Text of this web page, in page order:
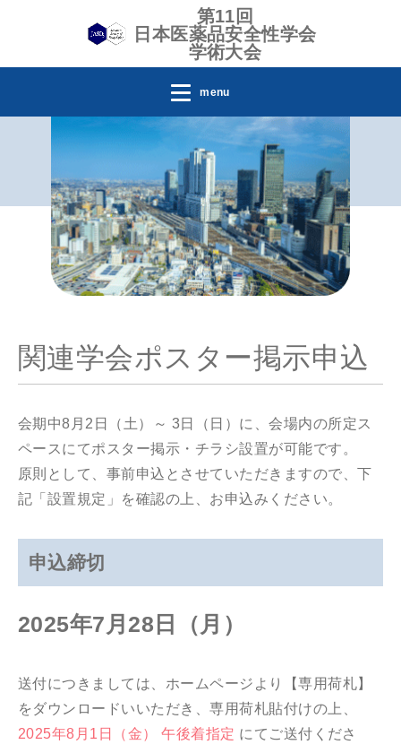
第11回
日本医薬品安全性学会
学術大会
menu
関連学会ポスター掲示申込
会期中8月2日（土）～ 3日（日）に、会場内の所定ス
ペースにてポスター掲示・チラシ設置が可能です。
原則として、事前申込とさせていただきますので、下
記「設置規定」を確認の上、お申込みください。
申込締切
2025年7月28日（月）
送付につきましては、ホームページより【専用荷札】
をダウンロードいいただき、専用荷札貼付けの上、
2025年8月1日（金） 午後着指定 にてご送付くださ